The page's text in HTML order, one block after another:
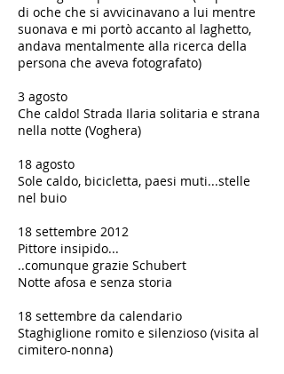
di oche che si avvicinavano a lui mentre
suonava e mi portò accanto al laghetto,
andava mentalmente alla ricerca della
persona che aveva fotografato)
3 agosto
Che caldo! Strada Ilaria solitaria e strana
nella notte (Voghera)
18 agosto
Sole caldo, bicicletta, paesi muti...stelle
nel buio
18 settembre 2012
​Pittore insipido...
..comunque grazie Schubert
Notte afosa e senza storia
18 settembre da calendario
Staghiglione romito e silenzioso (visita al
cimitero-nonna)